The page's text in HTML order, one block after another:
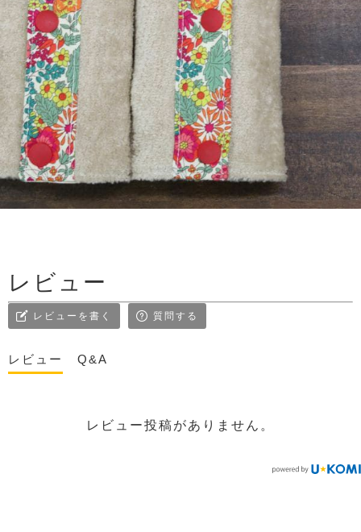
レビュー
レビューを書く 質問する
レビュー Q&A
レビュー投稿がありません。